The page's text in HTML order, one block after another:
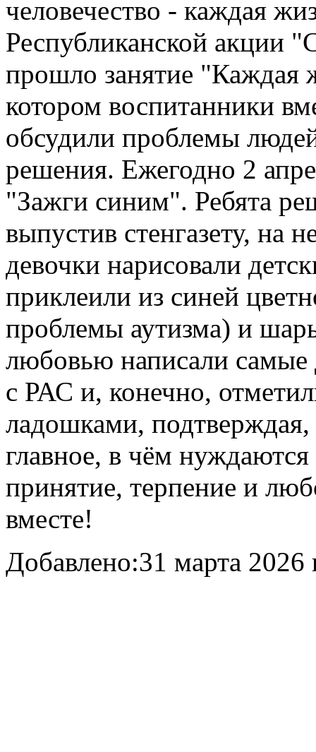
человечество - каждая
Республиканской акции
прошло занятие "Каждая
котором воспитанники
обсудили проблемы
решения. Ежегодно 2
"Зажги синим". Ребята
выпустив стенгазету, на
девочки нарисовали
приклеили из синей
проблемы аутизма) и
любовью написали
с РАС и, конечно,
ладошками,
главное, в чём
принятие, терпение и
вместе!
Добавлено:31 марта 2026